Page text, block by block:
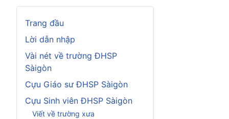
Trang đầu
Lời dẫn nhập
Vài nét về trường ĐHSP
Sàigòn
Cựu Giáo sư ĐHSP Sàigòn
Cựu Sinh viên ĐHSP Sàigòn
Viết về trường xưa